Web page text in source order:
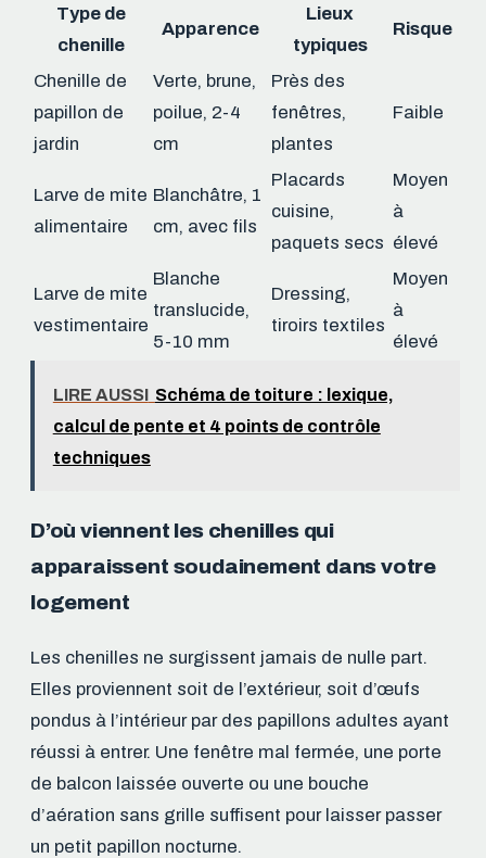
Type de
chenille
Apparence
Lieux
typiques
Risque
Chenille de
papillon de
jardin
Verte, brune,
poilue, 2-4
cm
Près des
fenêtres,
plantes
Faible
Larve de mite
alimentaire
Blanchâtre, 1
cm, avec fils
Placards
cuisine,
paquets secs
Moyen
à
élevé
Larve de mite
vestimentaire
Blanche
translucide,
5-10 mm
Dressing,
tiroirs textiles
Moyen
à
élevé
LIRE AUSSI Schéma de toiture : lexique,
calcul de pente et 4 points de contrôle
techniques
D’où viennent les chenilles qui
apparaissent soudainement dans votre
logement
Les chenilles ne surgissent jamais de nulle part.
Elles proviennent soit de l’extérieur, soit d’œufs
pondus à l’intérieur par des papillons adultes ayant
réussi à entrer. Une fenêtre mal fermée, une porte
de balcon laissée ouverte ou une bouche
d’aération sans grille suffisent pour laisser passer
un petit papillon nocturne.